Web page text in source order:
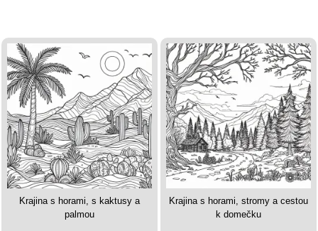
Krajina s horami, s kaktusy a
palmou
Krajina s horami, stromy a cestou
k domečku